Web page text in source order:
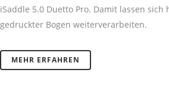
iSaddle 5.0 Duetto Pro. Damit lassen
gedruckter Bogen weiterverarbeiten.
MEHR ERFAHREN